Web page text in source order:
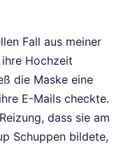
Fall aus meiner
Hochzeit
die Maske eine
E-Mails checkte.
dass sie am
Schuppen bildete,